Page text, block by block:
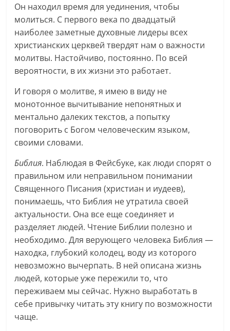
Он находил время для уединения, чтобы
молиться. С первого века по двадцатый
наиболее заметные духовные лидеры всех
христианских церквей твердят нам о важности
молитвы. Настойчиво, постоянно. По всей
вероятности, в их жизни это работает.
И говоря о молитве, я имею в виду не
монотонное вычитывание непонятных и
ментально далеких текстов, а попытку
поговорить с Богом человеческим языком,
своими словами.
Библия. Наблюдая в Фейсбуке, как люди спорят о
правильном или неправильном понимании
Священного Писания (христиан и иудеев),
понимаешь, что Библия не утратила своей
актуальности. Она все еще соединяет и
разделяет людей. Чтение Библии полезно и
необходимо. Для верующего человека Библия —
находка, глубокий колодец, воду из которого
невозможно вычерпать. В ней описана жизнь
людей, которые уже пережили то, что
переживаем мы сейчас. Нужно выработать в
себе привычку читать эту книгу по возможности
чаще.